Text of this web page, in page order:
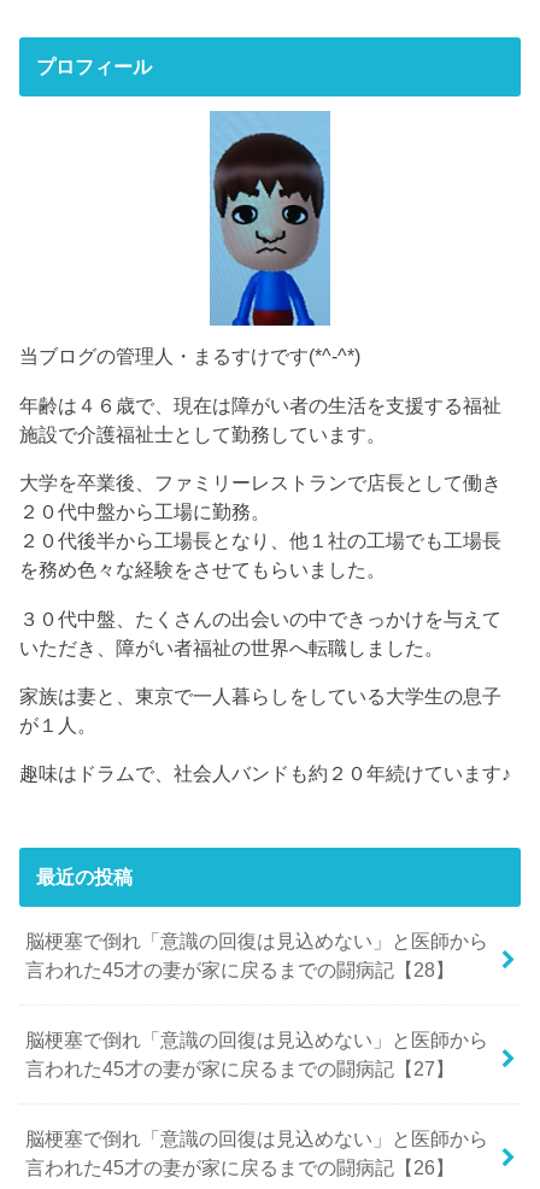
プロフィール
当ブログの管理人・まるすけです(*^-^*)
年齢は４６歳で、現在は障がい者の生活を支援する福祉
施設で介護福祉士として勤務しています。
大学を卒業後、ファミリーレストランで店長として働き
２０代中盤から工場に勤務。
２０代後半から工場長となり、他１社の工場でも工場長
を務め色々な経験をさせてもらいました。
３０代中盤、たくさんの出会いの中できっかけを与えて
いただき、障がい者福祉の世界へ転職しました。
家族は妻と、東京で一人暮らしをしている大学生の息子
が１人。
趣味はドラムで、社会人バンドも約２０年続けています♪
最近の投稿
脳梗塞で倒れ「意識の回復は見込めない」と医師から
言われた45才の妻が家に戻るまでの闘病記【28】
脳梗塞で倒れ「意識の回復は見込めない」と医師から
言われた45才の妻が家に戻るまでの闘病記【27】
脳梗塞で倒れ「意識の回復は見込めない」と医師から
言われた45才の妻が家に戻るまでの闘病記【26】